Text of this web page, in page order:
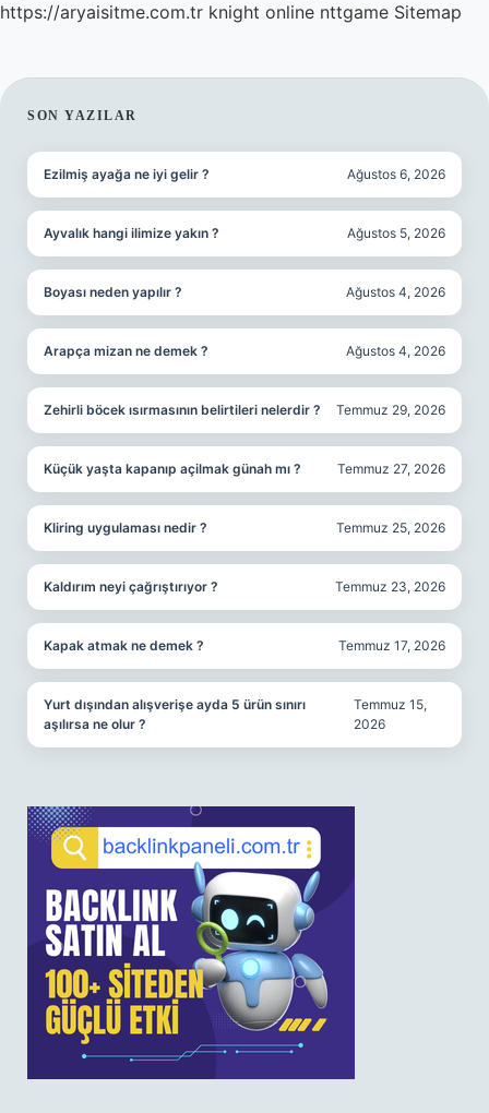
https://aryaisitme.com.tr knight online nttgame Sitemap
SIDEBAR
SON YAZILAR
Ezilmiş ayağa ne iyi gelir ? Ağustos 6, 2026
Ayvalık hangi ilimize yakın ? Ağustos 5, 2026
Boyası neden yapılır ? Ağustos 4, 2026
Arapça mizan ne demek ? Ağustos 4, 2026
Zehirli böcek ısırmasının belirtileri nelerdir ? Temmuz 29, 2026
Küçük yaşta kapanıp açilmak günah mı ? Temmuz 27, 2026
Kliring uygulaması nedir ? Temmuz 25, 2026
Kaldırım neyi çağrıştırıyor ? Temmuz 23, 2026
Kapak atmak ne demek ? Temmuz 17, 2026
Yurt dışından alışverişe ayda 5 ürün sınırı
aşılırsa ne olur ?
Temmuz 15,
2026